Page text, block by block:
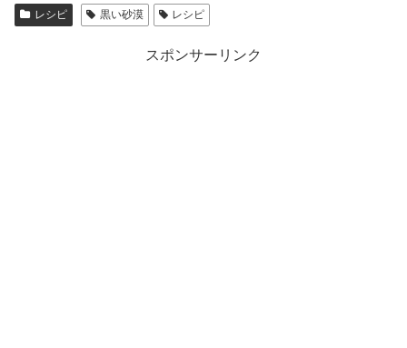
レシピ 黒い砂漠 レシピ
スポンサーリンク